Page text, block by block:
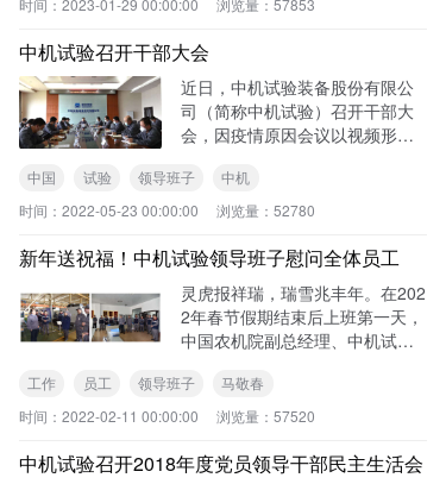
时间： 2023-01-29 00:00:00 浏览量： 57853
中机试验召开干部大会
近日，中机试验装备股份有限公
司（简称中机试验）召开干部大
会，因疫情原因会议以视频形式
机试验党委书记、董事长马敬春
主持会议并讲话，中国农机院人
中机
中国 试验 领导班子
中机
时间： 2022-05-23 00:00:00 浏览量： 52780
新年送祝福！中机试验领导班子慰问全体员工
灵虎报祥瑞，瑞雪兆丰年。在202
2年春节假期结束后上班第一天，
中国农机院副总经理、中机试验
班子全体成员到各子公司、体系
及职能部门进行了走访慰问，并
工作 员工 领导班子
马敬春
时间： 2022-02-11 00:00:00 浏览量： 57520
中机试验召开2018年度党员领导干部民主生活会